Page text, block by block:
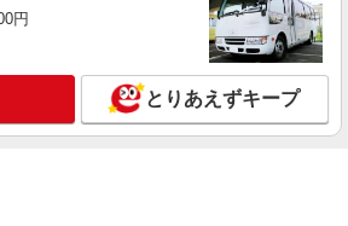
円
とりあえずキープ